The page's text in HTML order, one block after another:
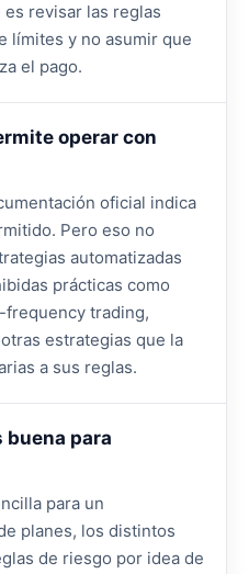
revisar las reglas
límites y no asumir que
el pago.
operar con
oficial indica
Pero eso no
automatizadas
prácticas como
trading,
estrategias que la
a sus reglas.
buena para
para un
planes, los distintos
de riesgo por idea de